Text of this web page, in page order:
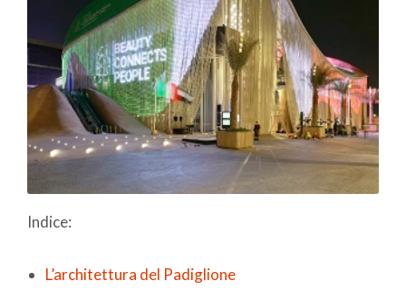
Indice:
L’architettura del Padiglione